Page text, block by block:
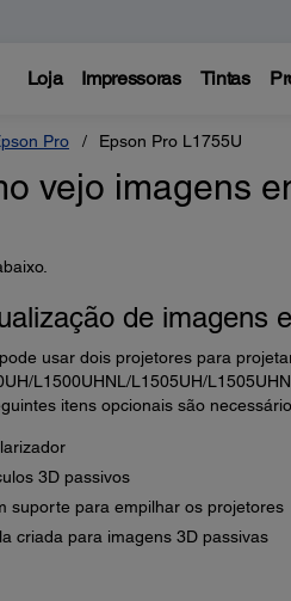
Loja Impressoras Tintas
Pro Epson Pro L1755U
vejo imagens
de imagens
usar dois projetores para
L1500UHNL/L1505UH/
itens opcionais são
3D passivos
suporte para empilhar os projetores
criada para imagens 3D passivas